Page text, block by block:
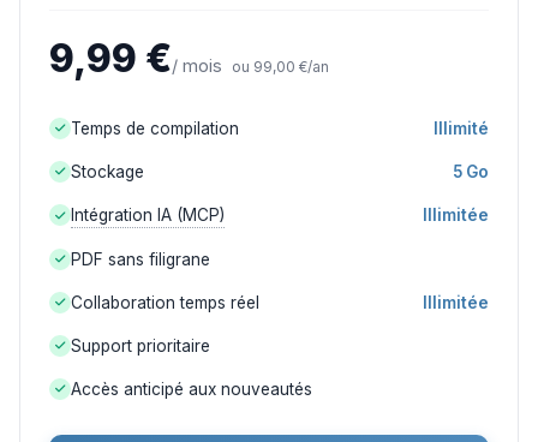
9,99 €/ mois ou 99,00 €/an
Temps de compilation Illimité
Stockage 5 Go
Intégration IA (MCP) Illimitée
PDF sans filigrane
Collaboration temps réel Illimitée
Support prioritaire
Accès anticipé aux nouveautés